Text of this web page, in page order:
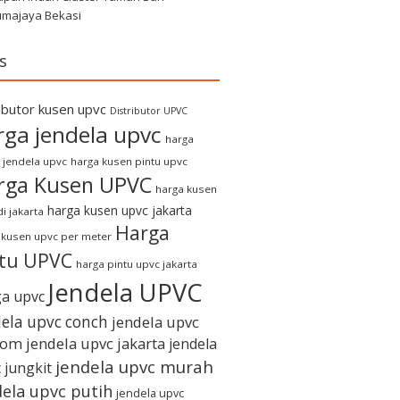
Bekasi
kusen upvc Distributor UPVC
jendela upvc harga
jendela upvc harga kusen pintu upvc
Kusen UPVC harga kusen
jakarta harga kusen upvc jakarta
upvc per meter Harga
UPVC harga pintu upvc jakarta
upvc Jendela UPVC
upvc conch jendela upvc
jendela upvc jakarta jendela
jungkit jendela upvc murah
upvc putih jendela upvc